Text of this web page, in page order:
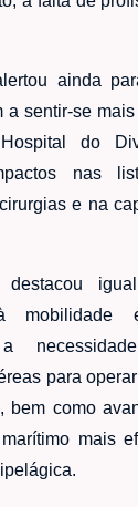
ainda
a sentir-se
do
nas
e na
mobilidade
a
para
bem como
mais